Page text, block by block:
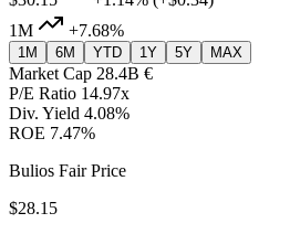
1M
+7.68%
1M 6M YTD 1Y 5Y MAX
Market Cap 28.4B €
P/E Ratio 14.97x
Div. Yield 4.08%
ROE 7.47%
Bulios Fair Price
$28.15